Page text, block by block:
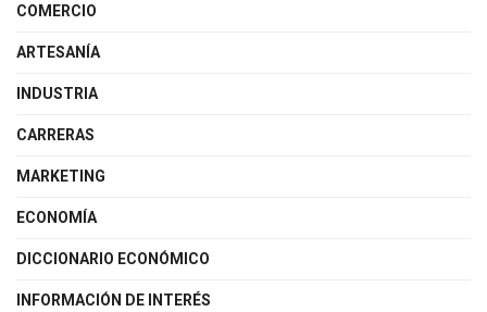
COMERCIO
ARTESANÍA
INDUSTRIA
CARRERAS
MARKETING
ECONOMÍA
DICCIONARIO ECONÓMICO
INFORMACIÓN DE INTERÉS